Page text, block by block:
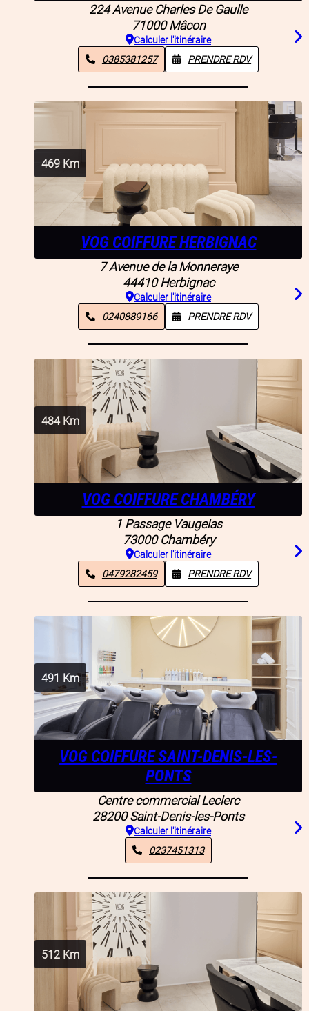
224 Avenue Charles De Gaulle
71000 Mâcon
Calculer l'itinéraire
0385381257
PRENDRE RDV
469 Km
VOG COIFFURE HERBIGNAC
7 Avenue de la Monneraye
44410 Herbignac
Calculer l'itinéraire
0240889166
PRENDRE RDV
484Km
VOG COIFFURE CHAMBÉRY
1 Passage Vaugelas
73000 Chambéry
Calculer l'itinéraire
0479282459
PRENDRE RDV
491 Km
VOG COIFFURE SAINT-DENIS-LES-
PONTS
Centre commercial Leclerc
28200 Saint-Denis-les-Ponts
Calculer l'itinéraire
0237451313
512 Km